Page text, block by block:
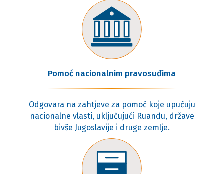
Pomoć nacionalnim pravosuđima
Odgovara na zahtjeve za pomoć koje upućuju
nacionalne vlasti, uključujući Ruandu, države
bivše Jugoslavije i druge zemlje.